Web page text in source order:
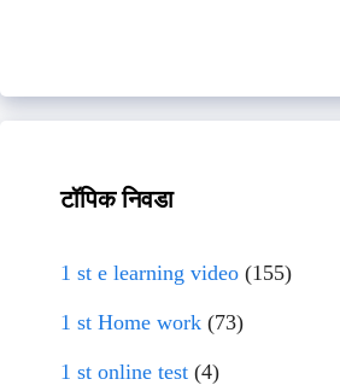
टॉपिक निवडा
1 st e learning video (155)
1 st Home work (73)
1 st online test (4)